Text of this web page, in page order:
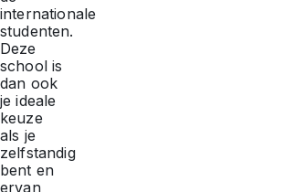
internationale
studenten.
Deze
school is
dan ook
je ideale
keuze
als je
zelfstandig
bent en
ervan